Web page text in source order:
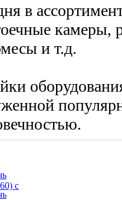
в
камеры,
и т.д.
с